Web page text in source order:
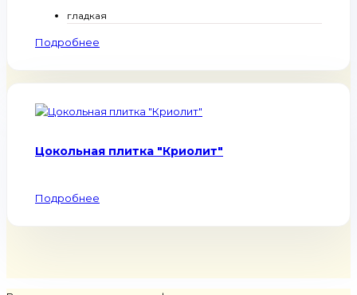
гладкая
Подробнее
Цокольная плитка "Криолит"
Подробнее